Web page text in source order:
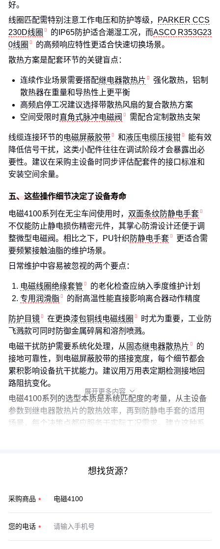
好。
线圈匹配需特别注意工作电压和防护等级，
PARKER CCS
230D线圈
的IP65防护适合潮湿工况，而ASCO R353G23
0线圈
的高频响应特性更适合快速切换场景。
散热方案是配套环节的关键盲点：
连续作业场景需要搭配继电器散热片
强化散热，铝制
散热器在重量和导热性上更平衡
高频启停工况建议选择带散热风扇的复合散热方案
空间受限时直角式脉冲电磁阀 需配合定制散热支架
线缆连接环节的电磁屏蔽胶带 和液压电缆压接钳
能有效
降低信号干扰，这类小配件往往在调试阶段才会暴露出必
要性。建议在采购主设备时同步评估配套件的接口标准和
安装空间余量。
五、这些操作细节决定了设备寿命
电磁4100系列在无尘车间使用时， 双面条纹防静电手套
不仅能防止静电损伤精密元件，其掌心防滑设计还便于调
整微型电磁阀。相比之下，PU针织 防静电手套
更适合需
要频繁接触油脂的维护场景。
日常维护中容易被忽视的两个要点：
电磁线圈绝缘套管
的老化检查应纳入季度维护计划
专用润滑脂
的耐高温性能直接影响离合器动作精度
防护目镜 在更换漆包铜线电磁线圈
时尤为重要，工业防
飞溅款可同时防御金属碎屑和溶剂喷溅。
电磁干扰防护需要系统化处理，从 固态继电器散热片
的
接地可靠性，到电磁屏蔽胶带的搭接宽度，每个细节都会
累积影响设备抗干扰能力。建议用万用表定期检测接地回
路阻抗变化。
电磁4100系列的选型本质是系统匹配度的考量，从主设备
参数到继电器散热片的散热效率，再到防静电手套的适用
场景，每个决策点都应服务于实际工况需求。建立这种系
展开更多内容 
想找货源？
采购商品
您的电话